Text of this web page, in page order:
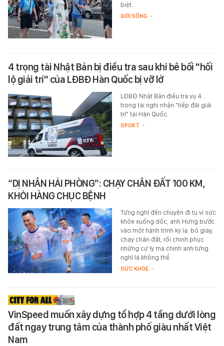
biệt.
ĐỜI SỐNG -
4 trọng tài Nhật Bản bị điều tra sau khi bê bối "hối
lộ giải trí" của LĐBĐ Hàn Quốc bị vỡ lở
LĐBĐ Nhật Bản điều tra vụ 4
trọng tài nghi nhận "tiếp đãi giải
trí" tại Hàn Quốc.
SPORT -
“DỊ NHÂN HẢI PHÒNG”: CHẠY CHÂN ĐẤT 100 KM,
KHỎI HÀNG CHỤC BỆNH
Từng nghĩ đến chuyện đi tu vì sức
khỏe xuống dốc, anh Hưng bước
vào một hành trình kỳ lạ: bỏ giày,
chạy chân đất, rồi chinh phục
những cự ly mà chính anh từng
nghĩ là không thể.
SỨC KHỎE -
VinSpeed muốn xây dựng tổ hợp 4 tầng dưới lòng
đất ngay trung tâm của thành phố giàu nhất Việt
Nam